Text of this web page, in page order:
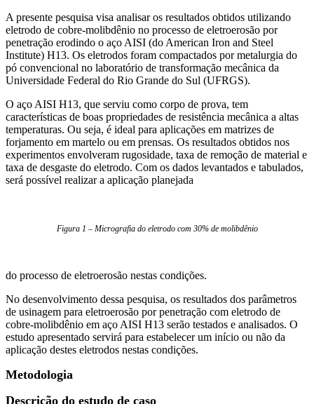
A presente pesquisa visa analisar os resultados obtidos utilizando
eletrodo de cobre-molibdênio no processo de eletroerosão por
penetração erodindo o aço AISI (do American Iron and Steel
Institute) H13. Os eletrodos foram compactados por metalurgia do
pó convencional no laboratório de transformação mecânica da
Universidade Federal do Rio Grande do Sul (UFRGS).
O aço AISI H13, que serviu como corpo de prova, tem
características de boas propriedades de resistência mecânica a altas
temperaturas. Ou seja, é ideal para aplicações em matrizes de
forjamento em martelo ou em prensas. Os resultados obtidos nos
experimentos envolveram rugosidade, taxa de remoção de material e
taxa de desgaste do eletrodo. Com os dados levantados e tabulados,
será possível realizar a aplicação planejada
Figura 1 – Micrografia do eletrodo com 30% de molibdênio
do processo de eletroerosão nestas condições.
No desenvolvimento dessa pesquisa, os resultados dos parâmetros
de usinagem para eletroerosão por penetração com eletrodo de
cobre-molibdênio em aço AISI H13 serão testados e analisados. O
estudo apresentado servirá para estabelecer um início ou não da
aplicação destes eletrodos nestas condições.
Metodologia
Descrição do estudo de caso